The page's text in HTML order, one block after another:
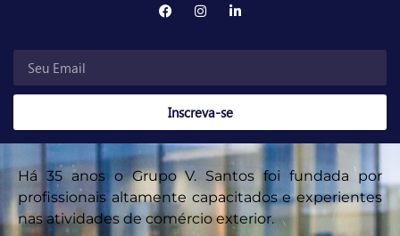
Inscreva-se
Há 35 anos o Grupo V. Santos foi fundada por
profissionais altamente capacitados e experientes
nas atividades de comércio exterior.